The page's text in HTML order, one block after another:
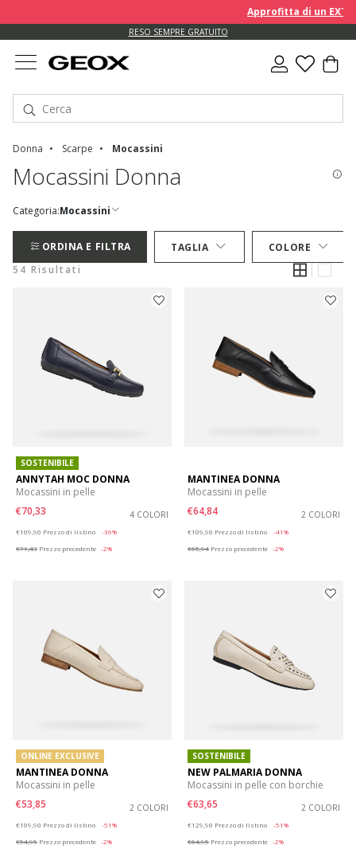
Approfitta di un EXTRA
RESO SEMPRE GRATUITO
Donna Scarpe Mocassini
Mocassini Donna
Categoria:Mocassini
ORDINA E FILTRA TAGLIA
COLORE
54 Risultati
SOSTENIBILE
ANNYTAH MOC DONNA
Mocassini in pelle
€70,33
4 COLORI
€109,90 Prezzo di listino
-36%
€71,43 Prezzo precedente -2%
MANTINEA DONNA
Mocassini in pelle
€64,84
2 COLORI
€109,90 Prezzo di listino
-41%
€65,94 Prezzo precedente -2%
ONLINE EXCLUSIVE
MANTINEA DONNA
Mocassini in pelle
€53,85
2 COLORI
€109,90 Prezzo di listino
-51%
€54,95 Prezzo precedente -2%
SOSTENIBILE
NEW PALMARIA DONNA
Mocassini in pelle con borchie
€63,65
2 COLORI
€129,90 Prezzo di listino
-51%
€64,95 Prezzo precedente -2%